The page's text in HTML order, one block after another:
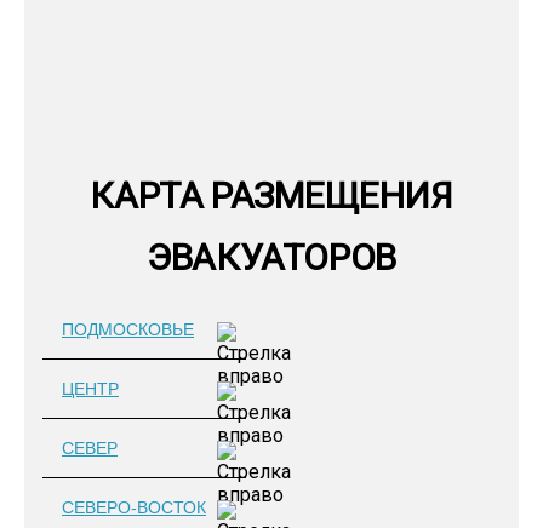
КАРТА РАЗМЕЩЕНИЯ
ЭВАКУАТОРОВ
ПОДМОСКОВЬЕ
ЦЕНТР
СЕВЕР
СЕВЕРО-ВОСТОК